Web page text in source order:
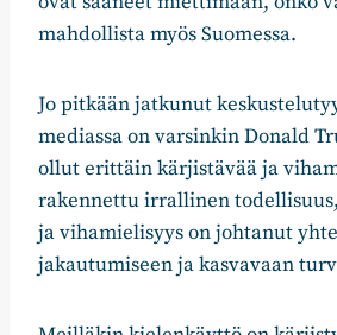
mahdollista myös Suomessa.
Jo pitkään jatkunut
mediassa on varsinkin Donald
ollut erittäin kärjistävää ja
rakennettu irrallinen
ja vihamielisyys on johtanut
jakautumiseen ja kasvavaan